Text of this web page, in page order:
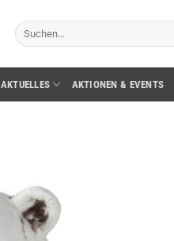
Suchen
nach:
AKTUELLES AKTIONEN & EVENTS